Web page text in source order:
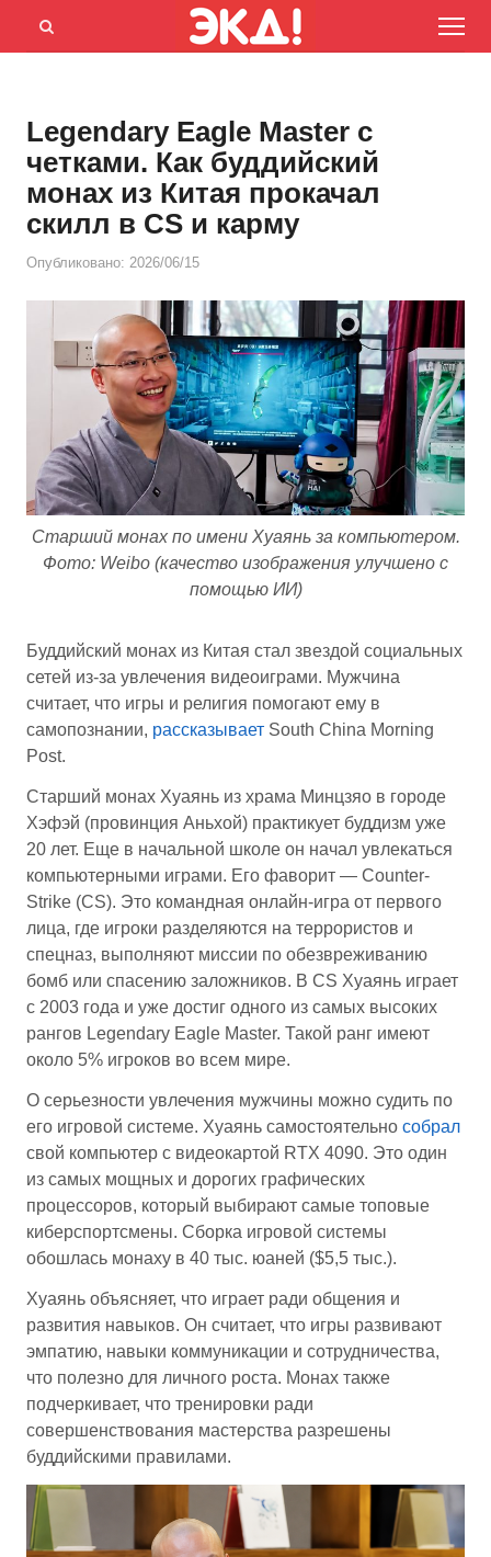
Menu
Открыть
Legendary Eagle Master с
четками. Как буддийский
монах из Китая прокачал
скилл в CS и карму
Опубликовано: 2026/06/15
Старший монах по имени Хуаянь за компьютером.
Фото: Weibo (качество изображения улучшено с
помощью ИИ)
Буддийский монах из Китая стал звездой социальных
сетей из-за увлечения видеоиграми. Мужчина
считает, что игры и религия помогают ему в
самопознании, рассказывает South China Morning
Post.
Старший монах Хуаянь из храма Минцзяо в городе
Хэфэй (провинция Аньхой) практикует буддизм уже
20 лет. Еще в начальной школе он начал увлекаться
компьютерными играми. Его фаворит — Counter-
Strike (CS). Это командная онлайн-игра от первого
лица, где игроки разделяются на террористов и
спецназ, выполняют миссии по обезвреживанию
бомб или спасению заложников. В CS Хуаянь играет
с 2003 года и уже достиг одного из самых высоких
рангов Legendary Eagle Master. Такой ранг имеют
около 5% игроков во всем мире.
О серьезности увлечения мужчины можно судить по
его игровой системе. Хуаянь самостоятельно собрал
свой компьютер с видеокартой RTX 4090. Это один
из самых мощных и дорогих графических
процессоров, который выбирают самые топовые
киберспортсмены. Сборка игровой системы
обошлась монаху в 40 тыс. юаней ($5,5 тыс.).
Хуаянь объясняет, что играет ради общения и
развития навыков. Он считает, что игры развивают
эмпатию, навыки коммуникации и сотрудничества,
что полезно для личного роста. Монах также
подчеркивает, что тренировки ради
совершенствования мастерства разрешены
буддийскими правилами.